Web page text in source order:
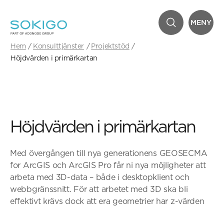
MENY
Hem Konsulttjänster
Projektstöd
Höjdvärden i primärkartan
Höjdvärden i primärkartan
Med övergången till nya generationens GEOSECMA
for ArcGIS och ArcGIS Pro får ni nya möjligheter att
arbeta med 3D-data – både i desktopklient och
webbgränssnitt. För att arbetet med 3D ska bli
effektivt krävs dock att era geometrier har z-värden